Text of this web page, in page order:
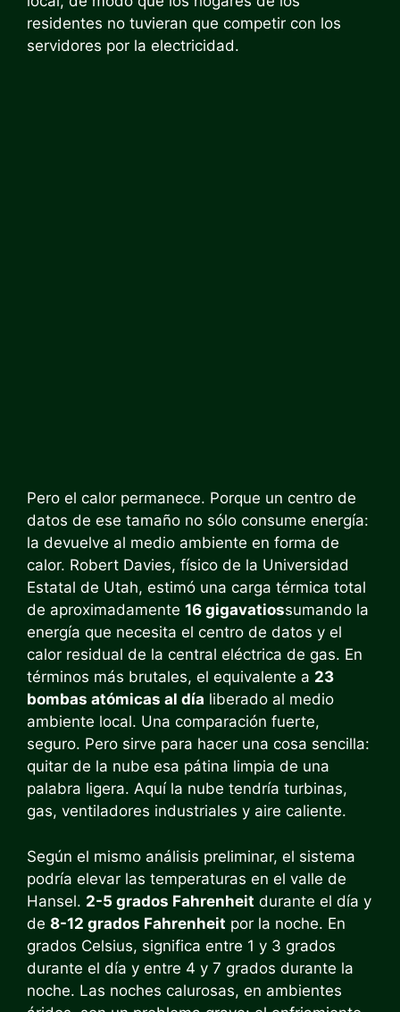
residentes no tuvieran que competir con los
servidores por la electricidad.
Pero el calor permanece. Porque un centro de
datos de ese tamaño no sólo consume energía:
la devuelve al medio ambiente en forma de
calor. Robert Davies, físico de la Universidad
Estatal de Utah, estimó una carga térmica total
de aproximadamente 16 gigavatiossumando la
energía que necesita el centro de datos y el
calor residual de la central eléctrica de gas. En
términos más brutales, el equivalente a 23
bombas atómicas al día liberado al medio
ambiente local. Una comparación fuerte,
seguro. Pero sirve para hacer una cosa sencilla:
quitar de la nube esa pátina limpia de una
palabra ligera. Aquí la nube tendría turbinas,
gas, ventiladores industriales y aire caliente.
Según el mismo análisis preliminar, el sistema
podría elevar las temperaturas en el valle de
Hansel. 2-5 grados Fahrenheit durante el día y
de 8-12 grados Fahrenheit por la noche. En
grados Celsius, significa entre 1 y 3 grados
durante el día y entre 4 y 7 grados durante la
noche. Las noches calurosas, en ambientes